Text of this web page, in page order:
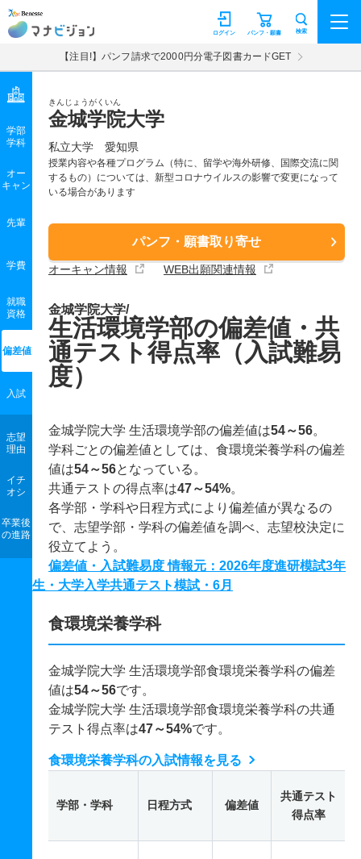
マナビジョン パンフ・願書
ログイン 検索
【注目!】パンフ請求で2000円分電子図書カードGET
きんじょうがくいん
金城学院大学
私立大学 愛知県
授業内容や各種プログラム（特に、留学や海外研修、国際交流に関
するもの）については、新型コロナウイルスの影響で変更になって
いる場合があります
パンフ・願書取り寄せ
オーキャン情報 WEB出願関連情報
学部
学科
オー
キャン
先輩
学費
就職
資格
偏差値
入試
志望
理由
イチ
オシ
卒業後
の進路
金城学院大学/
生活環境学部の偏差値・共
通テスト得点率（入試難易
度）
金城学院大学 生活環境学部の偏差値は54～56。
学科ごとの偏差値としては、食環境栄養学科の偏差
値は54～56となっている。
共通テストの得点率は47～54%。
各学部・学科や日程方式により偏差値が異なるの
で、志望学部・学科の偏差値を調べ、志望校決定に
役立てよう。
偏差値・入試難易度 情報元：2026年度進研模試3年
生・大学入学共通テスト模試・6月
食環境栄養学科
金城学院大学 生活環境学部食環境栄養学科の偏差
値は54～56です。
金城学院大学 生活環境学部食環境栄養学科の共通
テスト得点率は47～54%です。
食環境栄養学科の入試情報を見る
学部・学科 日程方式 偏差値
共通テスト
得点率